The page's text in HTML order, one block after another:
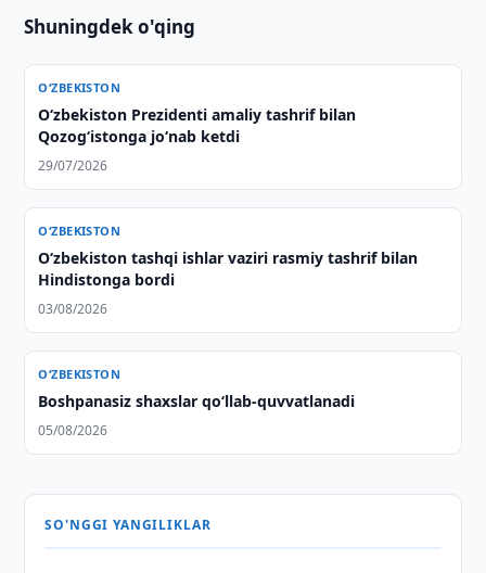
Shuningdek o'qing
O‘ZBEKISTON
Oʻzbekiston Prezidenti amaliy tashrif bilan
Qozogʻistonga joʻnab ketdi
29/07/2026
O‘ZBEKISTON
O‘zbekiston tashqi ishlar vaziri rasmiy tashrif bilan
Hindistonga bordi
03/08/2026
O‘ZBEKISTON
Boshpanasiz shaxslar qo‘llab-quvvatlanadi
05/08/2026
SO'NGGI YANGILIKLAR